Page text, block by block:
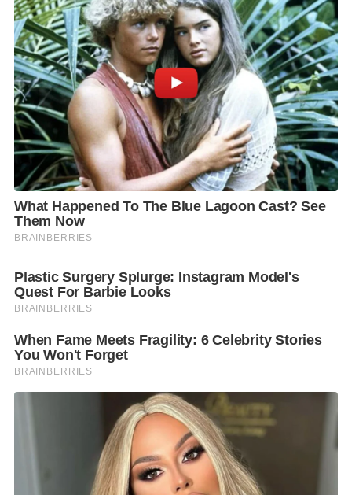
โยนและบริสุทธิ์ของรักแรกมาให้
2. Love at First Sight – นำเสนอ Instant Spark ความ
ตื่นเต้นของแรงดึงดูดตั้งแต่สบตาของรักแรกพบ ที่ตรึงใจ
คนได้ในทันทีทันใด ผ่านความรู้สึกตื่นเต้นจากการได้ค้น
พบสิ่งใหม่ ท่ามกลางผีเสื้อที่โบยบินไปทั่วพื้นที่
3. Passionate Love – Overwhelming พลังอารมณ์ที่เข้ม
ข้นและเร่าร้อนที่บางครั้งอาจทำให้คุณยอมเสี่ยงทุกๆ
อย่าง ไต่อารมณ์ไปจนถึงจุดพีคด้วยแรงลมอันทรงพลัง ที่
สื่อถึงความหลงใหล ดำดิ่ง และทุ่มเทสุดพลัง เมื่อความรัก
เข้ามาครอบครองพื้นที่ในจิตใจและร่างกาย
4. True Love – หลังจากเดินทางผ่านช่วงเวลาของความ
รักหลากหลายรูปแบบ ในที่สุดผู้ชมก็ได้พบกับบทสรุปของ
Love พื้นที่พักใจท่ามกลางสายลมที่พัดอย่างสม่ำเสมอ
สะท้อนความรักที่มั่นคง ไม่หวือหวา แต่เต็มไปด้วยความ
เข้าใจ ความเชื่อใจ และความอ่อนโยนต่อความรู้สึกของ
ตนเอง ความรักในพื้นที่นี้ไม่ได้จำกัดอยู่เพียงแค่ความ
สัมพันธ์แบบคู่รัก แต่หมายถึงความรักในทุกรูปแบบ ไม่ว่า
จะเป็นความรักต่อตัวเอง ครอบครัว คนรอบข้าง หรือแม้
กระทั่งสัตว์เลี้ยงที่อยู่เคียงข้างเราในชีวิตประจำวัน